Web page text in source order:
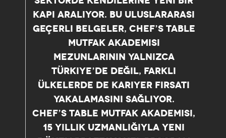
KAPI ARALIYOR. BU ULUSLARARASI
GEÇERLI BELGELER, CHEF’S TABLE
MUTFAK AKADEMISI
MEZUNLARININ YALNIZCA
TÜRKIYE’DE DEĞIL, FARKLI
ÜLKELERDE DE KARIYER FIRSATI
YAKALAMASINI SAĞLIYOR.
CHEF’S TABLE MUTFAK AKADEMISI,
15 YILLIK UZMANLIĞIYLA YENI